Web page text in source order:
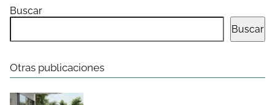
Buscar
Buscar
Otras publicaciones